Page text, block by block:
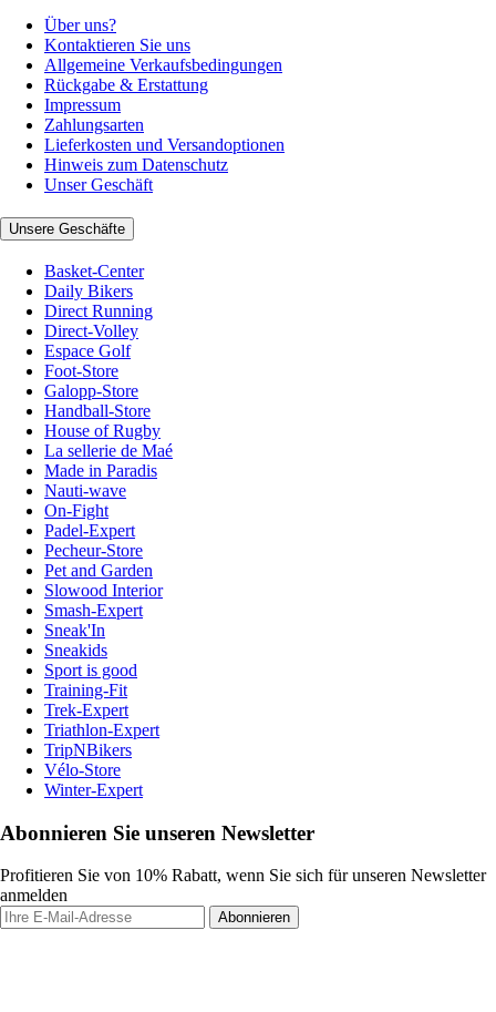
Über uns?
Kontaktieren Sie uns
Allgemeine Verkaufsbedingungen
Rückgabe & Erstattung
Impressum
Zahlungsarten
Lieferkosten und Versandoptionen
Hinweis zum Datenschutz
Unser Geschäft
Unsere Geschäfte
Basket-Center
Daily Bikers
Direct Running
Direct-Volley
Espace Golf
Foot-Store
Galopp-Store
Handball-Store
House of Rugby
La sellerie de Maé
Made in Paradis
Nauti-wave
On-Fight
Padel-Expert
Pecheur-Store
Pet and Garden
Slowood Interior
Smash-Expert
Sneak'In
Sneakids
Sport is good
Training-Fit
Trek-Expert
Triathlon-Expert
TripNBikers
Vélo-Store
Winter-Expert
Abonnieren Sie unseren Newsletter
Profitieren Sie von 10% Rabatt, wenn Sie sich für unseren Newsletter
anmelden
Abonnieren